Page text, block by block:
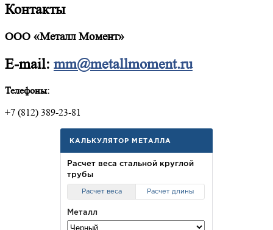
Контакты
ООО «Металл Момент»
E-mail: mm@metallmoment.ru
Телефоны:
+7 (812) 389-23-81